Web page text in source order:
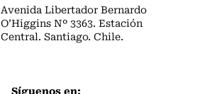
Avenida Libertador Bernardo
O’Higgins Nº 3363. Estación
Central. Santiago. Chile.
Síguenos en: